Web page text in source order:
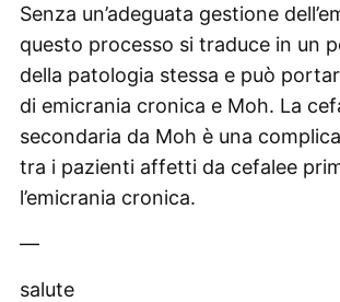
Senza un’adeguata gestione
questo processo si traduce in un
della patologia stessa e può
di emicrania cronica e Moh. La
secondaria da Moh è una
tra i pazienti affetti da cefalee
l’emicrania cronica.
—
salute